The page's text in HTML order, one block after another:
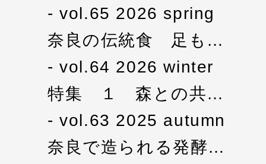
vol.65 2026 spring
奈良の伝統食 足も…
vol.64 2026 winter
特集 １ 森との共…
vol.63 2025 autumn
奈良で造られる発酵…